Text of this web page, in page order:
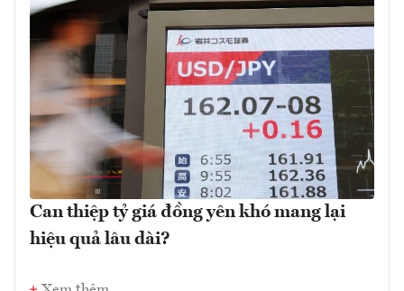
Can thiệp tỷ giá đồng yên khó mang lại
hiệu quả lâu dài?